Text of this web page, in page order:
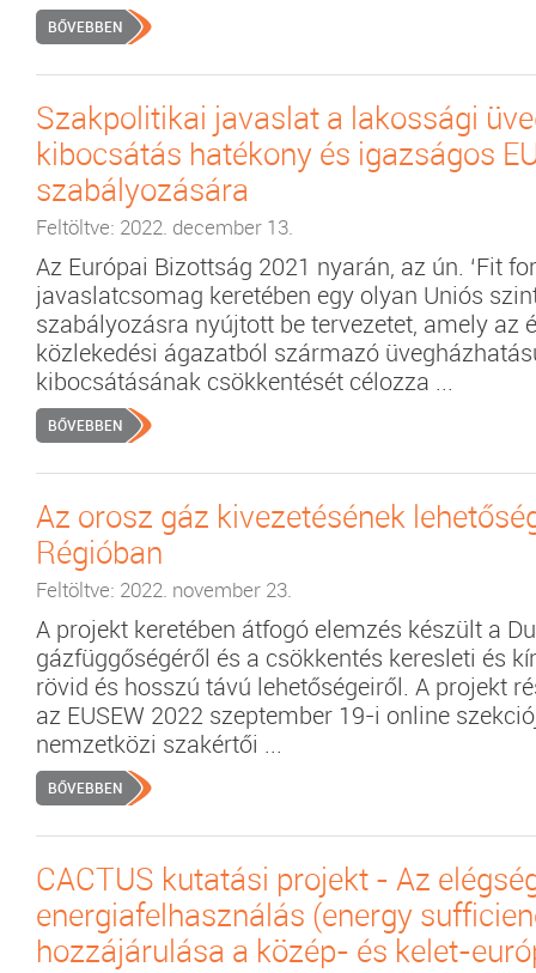
BŐVEBBEN
Szakpolitikai javaslat a lakossági
kibocsátás hatékony és igazságos
szabályozására
Feltöltve: 2022. december 13.
Az Európai Bizottság 2021 nyarán, az ún. ‘Fit
javaslatcsomag keretében egy olyan Uniós
szabályozásra nyújtott be tervezetet, amely az
közlekedési ágazatból származó
kibocsátásának csökkentését célozza ...
BŐVEBBEN
Az orosz gáz kivezetésének
Régióban
Feltöltve: 2022. november 23.
A projekt keretében átfogó elemzés készült a
gázfüggőségéről és a csökkentés keresleti és
rövid és hosszú távú lehetőségeiről. A projekt
az EUSEW 2022 szeptember 19-i online
nemzetközi szakértői ...
BŐVEBBEN
CACTUS kutatási projekt - Az
energiafelhasználás (energy
hozzájárulása a közép- és kelet-